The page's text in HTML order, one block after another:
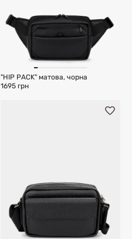
"HIP PACK" матова, чорна
1695 грн